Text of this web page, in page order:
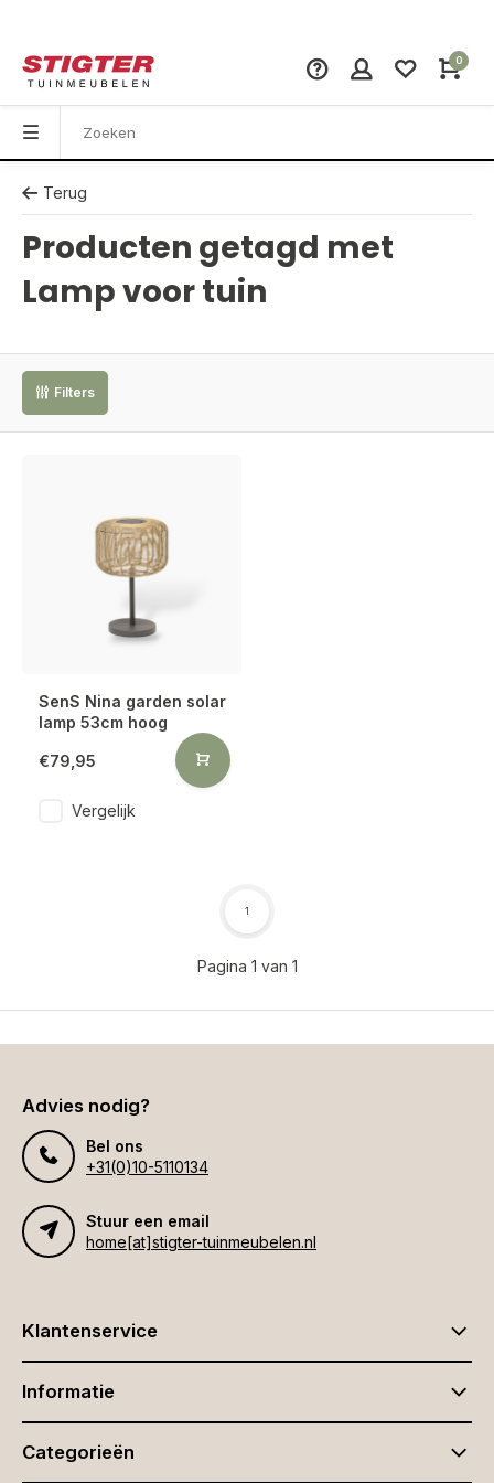
0
Terug
Producten getagd met
Lamp voor tuin
Filters
SenS Nina garden solar
lamp 53cm hoog
€79,95
Vergelijk
Pagina 1 van 1
1
Advies nodig?
Bel ons
+31(0)10-5110134
Stuur een email
home[at]stigter-tuinmeubelen.nl
Klantenservice
Informatie
Categorieën